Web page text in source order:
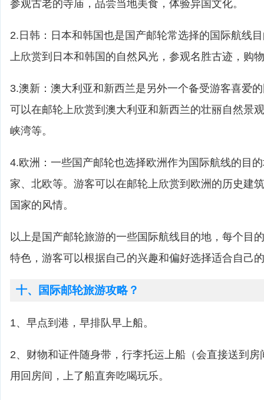
参观古老的寺庙，品尝当地美食，体验异国文化。
2.日韩：日本和韩国也是国产邮轮常选择的国际航线
上欣赏到日本和韩国的自然风光，参观名胜古迹，购
3.澳新：澳大利亚和新西兰是另外一个备受游客喜爱
可以在邮轮上欣赏到澳大利亚和新西兰的壮丽自然景
峡湾等。
4.欧洲：一些国产邮轮也选择欧洲作为国际航线的目
家、北欧等。游客可以在邮轮上欣赏到欧洲的历史建
国家的风情。
以上是国产邮轮旅游的一些国际航线目的地，每个目
特色，游客可以根据自己的兴趣和偏好选择适合自己
十、国际邮轮旅游攻略？
1、早点到港，早排队早上船。
2、财物和证件随身带，行李托运上船（会直接送到
用回房间，上了船直奔吃喝玩乐。